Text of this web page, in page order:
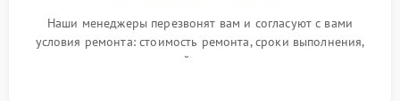
Наши менеджеры перезвонят вам и согласуют с вами
условия ремонта: стоимость ремонта, сроки выполнения,
гарантийные условия